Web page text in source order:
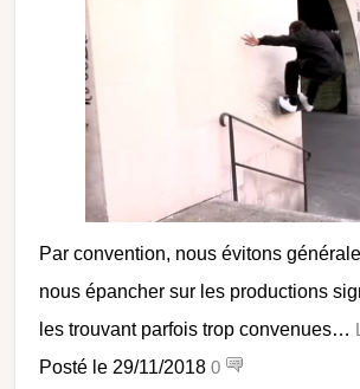
Par convention, nous évitons
nous épancher sur les productions
les trouvant parfois trop convenues…
Posté le 29/11/2018 0